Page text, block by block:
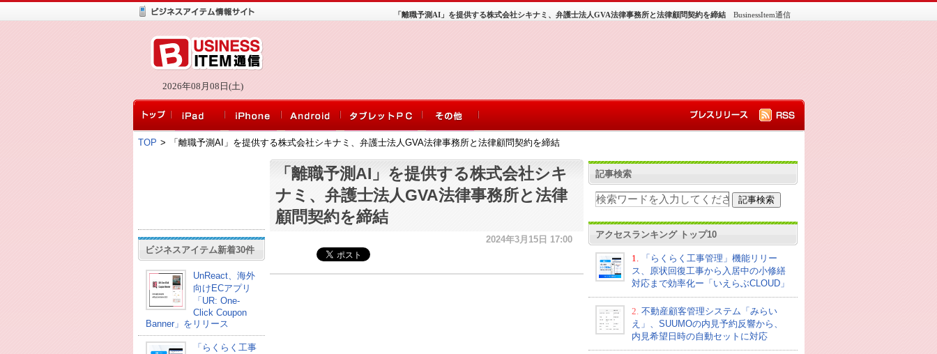
2026年08月08日(土)
BusinessItem通信
「離職予測AI」を提供する株式会社シキナミ、弁護士法人GVA法律事務所と法律顧問契約を締結
TOP > 「離職予測AI」を提供する株式会社シキナミ、弁護士法人GVA法律事務所と法律顧問契約を締結
ビジネスアイテム新着30件
UnReact、海外
向けECアプリ
「UR: One-
Click Coupon
Banner」をリリース
「らくらく工事
「離職予測AI」を提供する株式会社シキ
ナミ、弁護士法人GVA法律事務所と法律
顧問契約を締結
2024年3月15日 17:00
記事検索
アクセスランキング トップ10
1.
「らくらく工事管理」機能リリー
ス、原状回復工事から入居中の小修繕
対応まで効率化ー「いえらぶCLOUD」
2. 不動産顧客管理システム「みらい
え」、SUUMOの内見予約反響から、
内見希望日時の自動セットに対応